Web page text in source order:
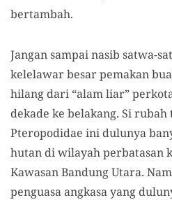
bertambah.
Jangan sampai nasib satwa-
kelelawar besar pemakan
hilang dari “alam liar”
dekade ke belakang. Si
Pteropodidae ini dulunya
hutan di wilayah perbatasan
Kawasan Bandung Utara.
penguasa angkasa yang